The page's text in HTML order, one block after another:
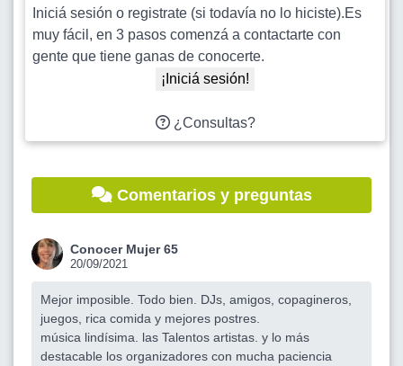
Iniciá sesión o registrate (si todavía no lo hiciste).Es
muy fácil, en 3 pasos comenzá a contactarte con
gente que tiene ganas de conocerte.
¡Iniciá sesión!
¿Consultas?
Comentarios y preguntas
Conocer Mujer 65
20/09/2021
Mejor imposible. Todo bien. DJs, amigos, copagineros,
juegos, rica comida y mejores postres.
música lindísima. las Talentos artistas. y lo más
destacable los organizadores con mucha paciencia